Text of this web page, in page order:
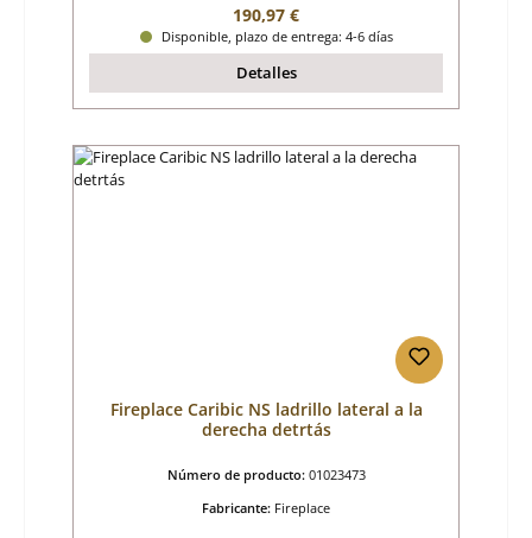
Precio normal:
190,97 €
Disponible, plazo de entrega: 4-6 días
Detalles
Fireplace Caribic NS ladrillo lateral a la
derecha detrtás
Número de producto: 01023473
Fabricante: Fireplace